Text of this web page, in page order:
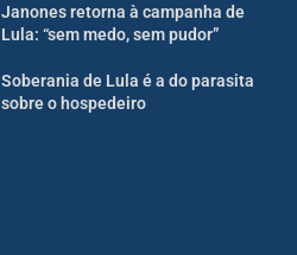
Janones retorna à campanha de
Lula: “sem medo, sem pudor”
Soberania de Lula é a do parasita
sobre o hospedeiro